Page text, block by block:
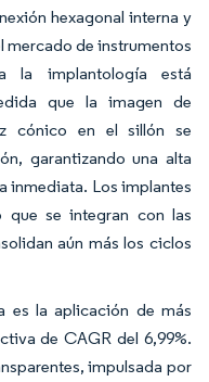
hexagonal interna y
mercado de instrumentos
la implantología está
que la imagen de
cónico en el sillón se
garantizando una alta
inmediata. Los implantes
se integran con las
aún más los ciclos
es la aplicación de más
de CAGR del 6,99%.
impulsada por